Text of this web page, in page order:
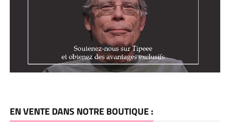
EN VENTE DANS NOTRE BOUTIQUE :